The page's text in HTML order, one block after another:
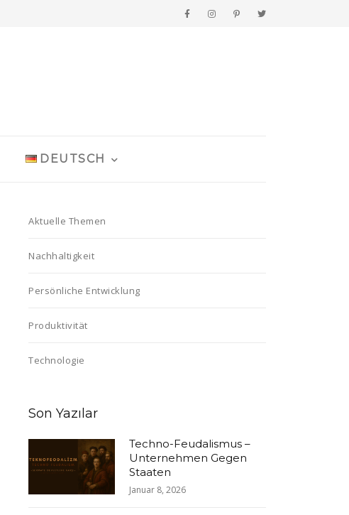
DEUTSCH
Aktuelle Themen
Nachhaltigkeit
Persönliche Entwicklung
Produktivität
Technologie
Son Yazılar
Techno-Feudalismus –
Unternehmen Gegen
Staaten
Januar 8, 2026